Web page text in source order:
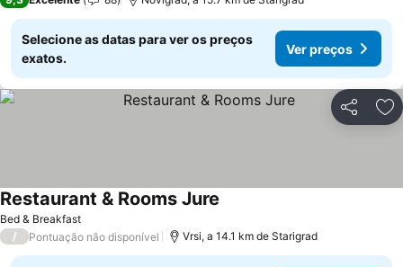
Selecione as datas para ver os preços
exatos.
Ver preços
Partilhar
Bed & Breakfast
Restaurant & Rooms Jure
/ Pontuação não disponível Vrsi, a 14.1 km de Starigrad